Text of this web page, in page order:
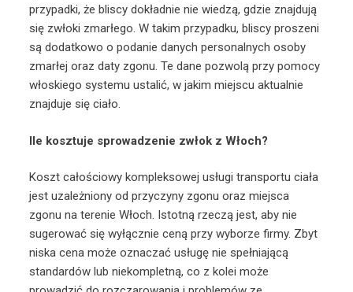
przypadki, że bliscy dokładnie nie wiedzą, gdzie znajdują
się zwłoki zmarłego. W takim przypadku, bliscy proszeni
są dodatkowo o podanie danych personalnych osoby
zmarłej oraz daty zgonu. Te dane pozwolą przy pomocy
włoskiego systemu ustalić, w jakim miejscu aktualnie
znajduje się ciało.
Ile kosztuje sprowadzenie zwłok z Włoch?
Koszt całościowy kompleksowej usługi transportu ciała
jest uzależniony od przyczyny zgonu oraz miejsca
zgonu na terenie Włoch. Istotną rzeczą jest, aby nie
sugerować się wyłącznie ceną przy wyborze firmy. Zbyt
niska cena może oznaczać usługę nie spełniającą
standardów lub niekompletną, co z kolei może